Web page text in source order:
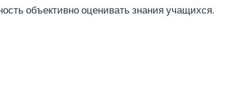
объективно оценивать знания учащихся.